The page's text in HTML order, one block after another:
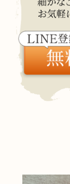
弊社は、
きは、本
だし、開
る場合は、
もあり、開
を遅滞な
・本人ま
権利利益を
・弊社の業
おそれがあ
て開示い
7．個人情